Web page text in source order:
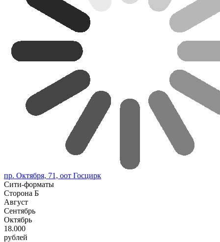
пр. Октября, 71, оот Госцирк
Сити-форматы
Сторона Б
Август
Сентябрь
Октябрь
18.000
рублей